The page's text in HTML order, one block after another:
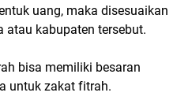
uang, maka disesuaikan
atau kabupaten tersebut.
bisa memiliki besaran
untuk zakat fitrah.